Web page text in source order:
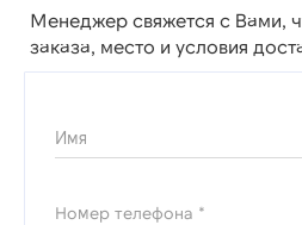
Менеджер свяжется с Вами,
заказа, место и условия
Имя
Номер телефона *